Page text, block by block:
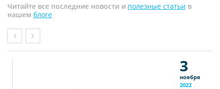
Читайте все последние новости и полезные статьи в
нашем блоге
3
ноября
2022